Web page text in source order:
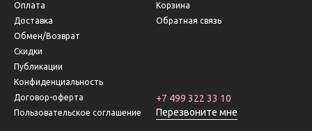
Оплата
Доставка
Обмен/Возврат
Скидки
Публикации
Конфиденциальность
Договор-оферта
Пользовательское соглашение
Корзина
Обратная связь
+7 499 322 33 10
Перезвоните мне